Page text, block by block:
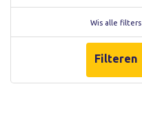
Wis alle filters
Filteren